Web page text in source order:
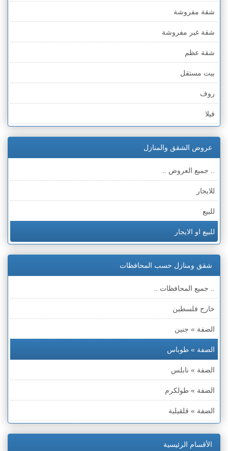
شقة مفروشة
شقة غير مفروشة
شقة عظم
بيت مستقل
روف
فيلا
ملحق
عروض الشقق والمنازل
.. جميع العروض ..
للايجار
للبيع
للبيع او الايجار
شقق ومنازل حسب المحافظات
.. جميع المحافظات ..
خارج فلسطين
الضفة » جنين
الضفة » طوباس
الضفة » نابلس
الضفة » طولكرم
الضفة » قلقيلية
الأقسام الرئيسية